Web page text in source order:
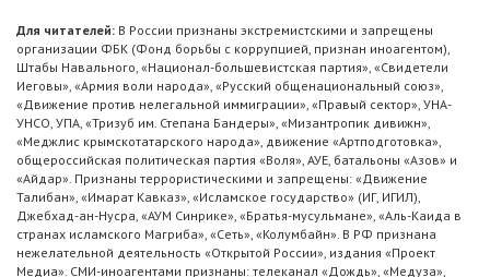
Для читателей: В России признаны экстремистскими и запрещены
организации ФБК (Фонд борьбы с коррупцией, признан иноагентом),
Штабы Навального, «Национал-большевистская партия», «Свидетели
Иеговы», «Армия воли народа», «Русский общенациональный союз»,
«Движение против нелегальной иммиграции», «Правый сектор», УНА-
УНСО, УПА, «Тризуб им. Степана Бандеры», «Мизантропик дивижн»,
«Меджлис крымскотатарского народа», движение «Артподготовка»,
общероссийская политическая партия «Воля», АУЕ, батальоны «Азов» и
«Айдар». Признаны террористическими и запрещены: «Движение
Талибан», «Имарат Кавказ», «Исламское государство» (ИГ, ИГИЛ),
Джебхад-ан-Нусра, «АУМ Синрике», «Братья-мусульмане», «Аль-Каида в
странах исламского Магриба», «Сеть», «Колумбайн». В РФ признана
нежелательной деятельность «Открытой России», издания «Проект
Медиа». СМИ-иноагентами признаны: телеканал «Дождь», «Медуза»,